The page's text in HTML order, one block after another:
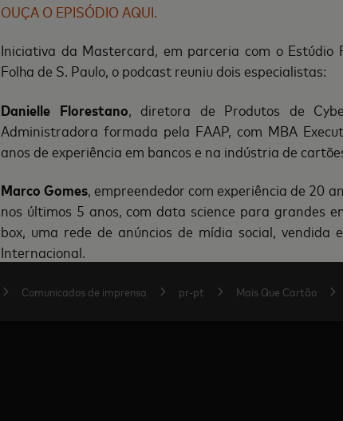
OUÇA O EPISÓDIO AQUI.
Iniciativa da Mastercard, em parceria com o Estúdio
Folha de S. Paulo, o podcast reuniu dois especialistas:
Danielle Florestano , diretora de Produtos de
Administradora formada pela FAAP, com MBA
anos de experiência em bancos e na indústria de
Marco Gomes, empreendedor com experiência de 20
nos últimos 5 anos, com data science para grandes
box, uma rede de anúncios de mídia social, vendida
Internacional.
Comunicados de imprensa pr-pt Mais Que Cartão